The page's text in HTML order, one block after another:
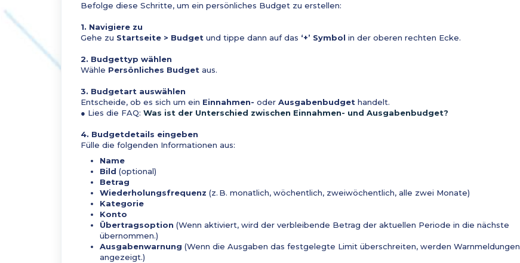
Befolge diese Schritte, um ein persönliches Budget zu erstellen:
1. Navigiere zu
Gehe zu Startseite > Budget und tippe dann auf das ‘+’ Symbol in der oberen rechten Ecke.
2. Budgettyp wählen
Wähle Persönliches Budget aus.
3. Budgetart auswählen
Entscheide, ob es sich um ein Einnahmen- oder Ausgabenbudget handelt.
● Lies die FAQ: Was ist der Unterschied zwischen Einnahmen- und Ausgabenbudget?
4. Budgetdetails eingeben
Fülle die folgenden Informationen aus:
Name
Bild (optional)
Betrag
Wiederholungsfrequenz (z. B. monatlich, wöchentlich, zweiwöchentlich, alle zwei Monate)
Kategorie
Konto
Übertragsoption (Wenn aktiviert, wird der verbleibende Betrag der aktuellen Periode in die nächste
übernommen.)
Ausgabenwarnung (Wenn die Ausgaben das festgelegte Limit überschreiten, werden Warnmeldungen
angezeigt.)